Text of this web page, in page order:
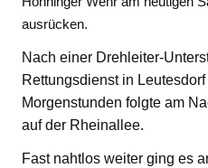
ausrücken.
Nach einer Drehleiter-
Rettungsdienst in
Morgenstunden folgte am
auf der Rheinallee.
Fast nahtlos weiter ging es